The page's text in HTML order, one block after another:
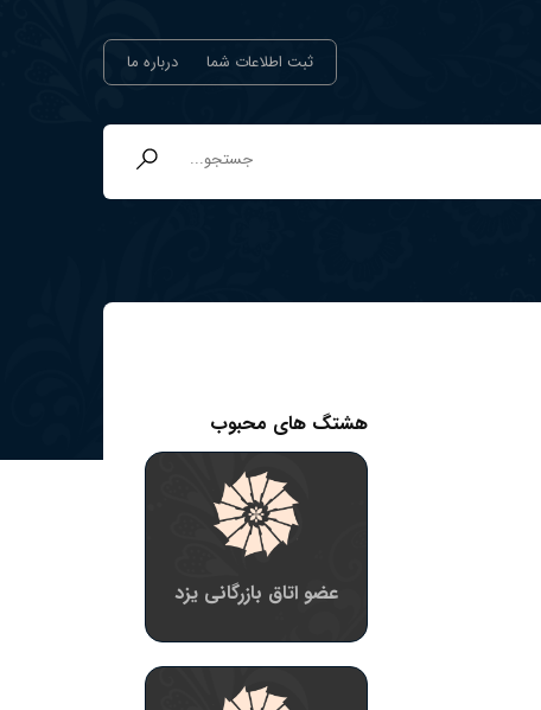
ثبت اطلاعات شما درباره ما
هشتگ های محبوب
عضو اتاق بازرگانی یزد